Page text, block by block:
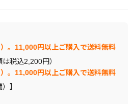
。11,000円以上ご購入で送料無料
税込2,200円）
。11,000円以上ご購入で送料無料
】